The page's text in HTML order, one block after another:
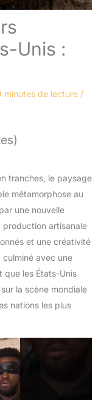
Unis :
minutes de lecture /
tranches, le paysage
métamorphose au
une nouvelle
production artisanale
et une créativité
avec une
que les États-Unis
la scène mondiale
nations les plus